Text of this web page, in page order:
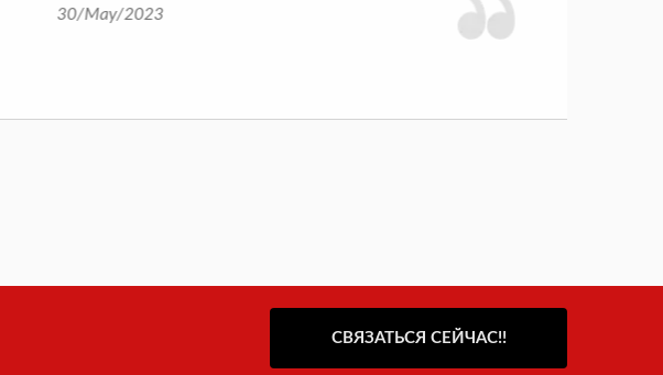
30/May/2023
СВЯЗАТЬСЯ СЕЙЧАС!!